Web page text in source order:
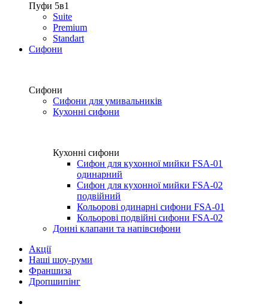
Пуфи 5в1
Suite
Premium
Standart
Сифони
Сифони
Сифони для умивальників
Кухонні сифони
Кухонні сифони
Сифон для кухонної мийки FSA-01
одинарний
Сифон для кухонної мийки FSA-02
подвійний
Кольорові одинарні сифони FSA-01
Кольорові подвійні сифони FSA-02
Донні клапани та напівсифони
Акції
Наші шоу-руми
Франшиза
Дропшипінг